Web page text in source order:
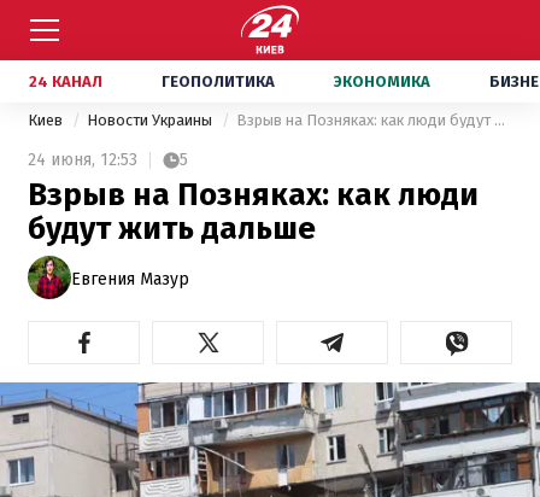
24 КАНАЛ ГЕОПОЛИТИКА ЭКОНОМИКА
Киев Новости Украины Взрыв на Позняках: как люди будут жить дальше
24 июня, 12:53 5
Взрыв на Позняках: как люди
будут жить дальше
Евгения Мазур